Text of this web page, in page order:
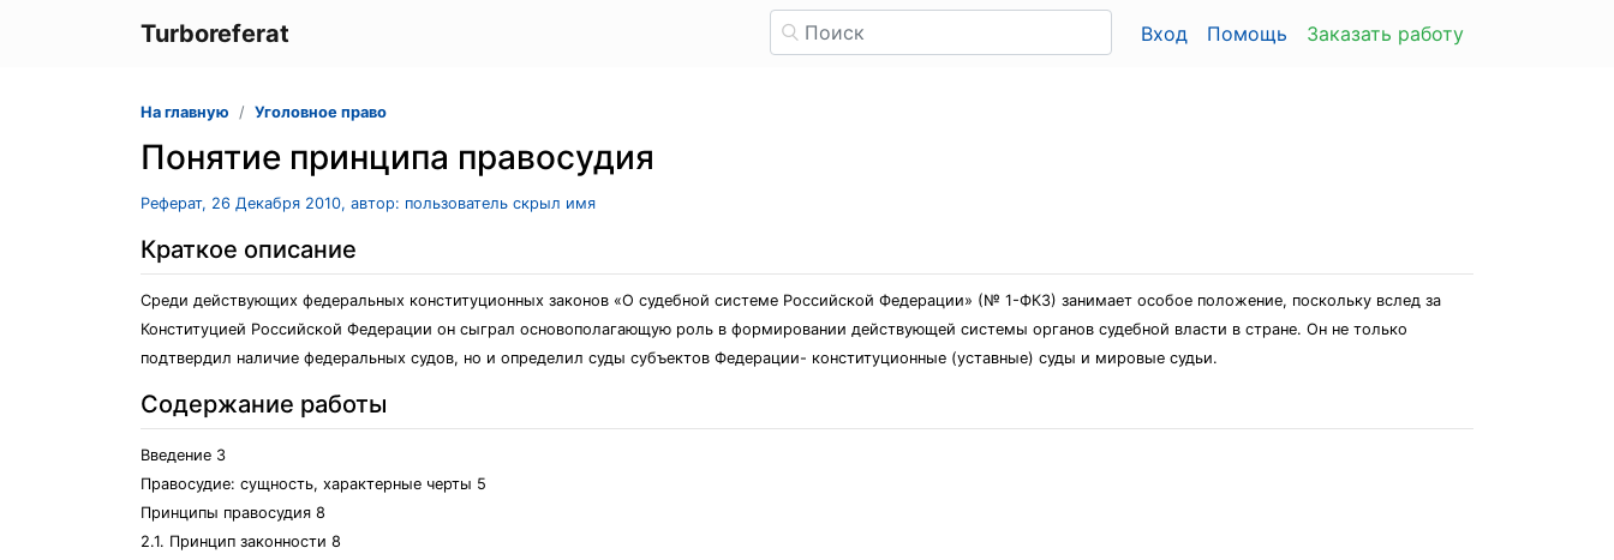
Turboreferat Вход Помощь Заказать работу
На главную Уголовное право
Понятие принципа правосудия
Реферат, 26 Декабря 2010, автор: пользователь скрыл имя
Краткое описание
Среди действующих федеральных конституционных законов «О судебной системе Российской Федерации» (№ 1-ФКЗ) занимает особое положение, поскольку вслед за
Конституцией Российской Федерации он сыграл основополагающую роль в формировании действующей системы органов судебной власти в стране. Он не только
подтвердил наличие федеральных судов, но и определил суды субъектов Федерации- конституционные (уставные) суды и мировые судьи.
Содержание работы
Введение 3
Правосудие: сущность, характерные черты 5
Принципы правосудия 8
2.1. Принцип законности 8